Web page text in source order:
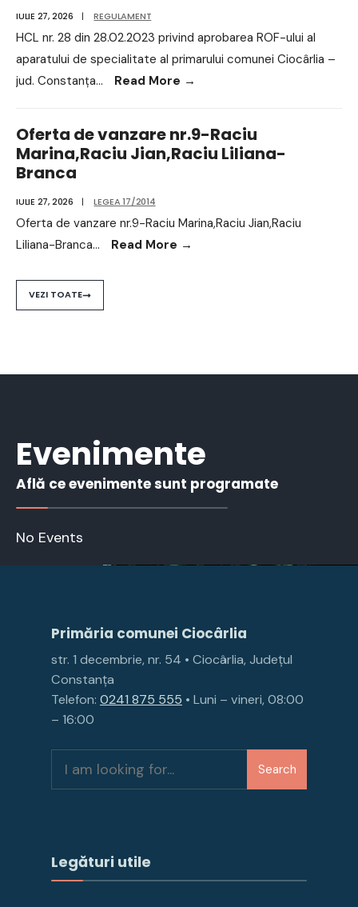
IULIE 27, 2026 | REGULAMENT
HCL nr. 28 din 28.02.2023 privind aprobarea ROF-ului al
aparatului de specialitate al primarului comunei Ciocârlia –
jud. Constanța... Read More →
Oferta de vanzare nr.9-Raciu
Marina,Raciu Jian,Raciu Liliana-
Branca
IULIE 27, 2026 | LEGEA 17/2014
Oferta de vanzare nr.9-Raciu Marina,Raciu Jian,Raciu
Liliana-Branca... Read More →
VEZI TOATE
Evenimente
Află ce evenimente sunt programate
No Events
Primăria comunei Ciocârlia
str. 1 decembrie, nr. 54 • Ciocârlia, Județul
Constanța
Telefon: 0241 875 555 • Luni – vineri, 08:00
– 16:00
Search
Legături utile